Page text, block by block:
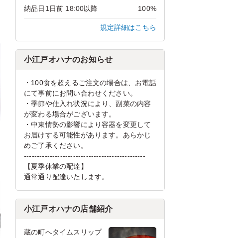
納品日1日前 18:00以降 100%
規定詳細はこちら
小江戸オハナのお知らせ
・100食を超えるご注文の場合は、お電話
にて事前にお問い合わせください。
・季節や仕入れ状況により、副菜の内容
が変わる場合がございます。
・中東情勢の影響により容器を変更して
お届けする可能性があります。あらかじ
めご了承ください。
-----------------------------------------------
【夏季休業の配達】
通常通り配達いたします。
小江戸オハナの店舗紹介
蔵の町へタイムスリップ